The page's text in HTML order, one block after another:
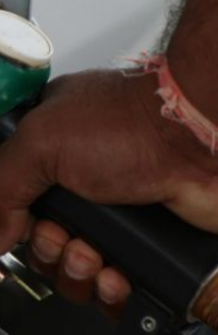
lejos de la meta
Oriente
precios al alza